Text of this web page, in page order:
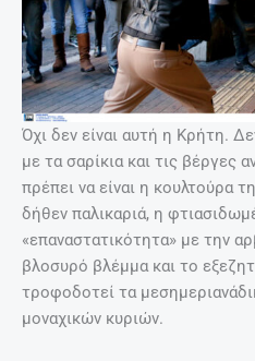
Όχι δεν είναι αυτή η Κρήτη.
με τα σαρίκια και τις βέργες
πρέπει να είναι η κουλτούρα
δήθεν παλικαριά, η
«επαναστατικότητα» με την
βλοσυρό βλέμμα και το
τροφοδοτεί τα
μοναχικών κυριών.